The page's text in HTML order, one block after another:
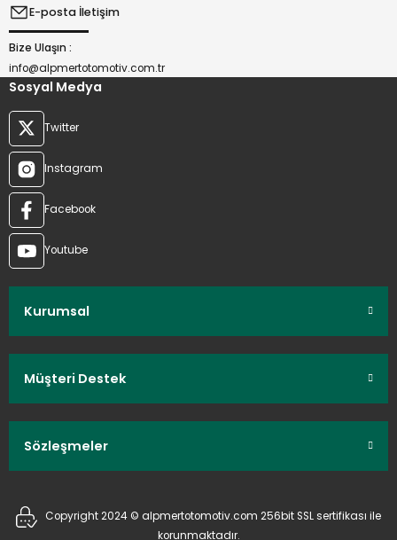
E-posta İletişim
Bize Ulaşın :
info@alpmertotomotiv.com.tr
Sosyal Medya
Twitter
Instagram
Facebook
Youtube
Kurumsal
Müşteri Destek
Sözleşmeler
Copyright 2024 © alpmertotomotiv.com 256bit SSL sertifikası ile
korunmaktadır.